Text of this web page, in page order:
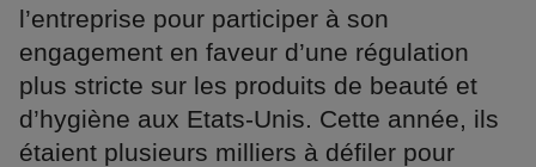
l’entreprise pour participer à son
engagement en faveur d’une régulation
plus stricte sur les produits de beauté et
d’hygiène aux Etats-Unis. Cette année, ils
étaient plusieurs milliers à défiler pour